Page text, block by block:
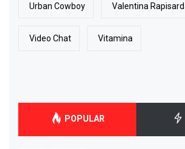
Urban Cowboy Valentina
Video Chat Vitamina
POPULAR